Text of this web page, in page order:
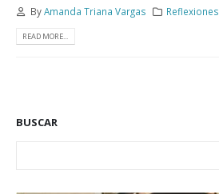
ByAmanda Triana Vargas Reflexiones
READ MORE...
BUSCAR